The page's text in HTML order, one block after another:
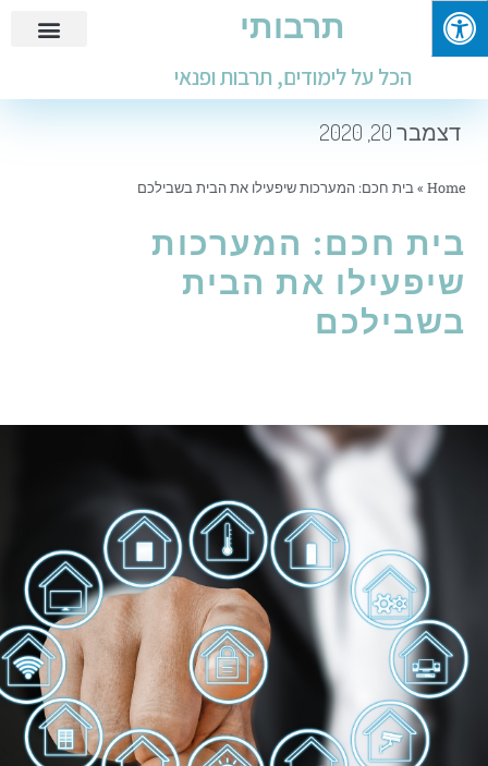
תרבותי
הכל על לימודים, תרבות ופנאי
דצמבר 20, 2020
Home
»בית חכם: המערכות שיפעילו את הבית בשבילכם
בית חכם: המערכות
שיפעילו את הבית
בשבילכם